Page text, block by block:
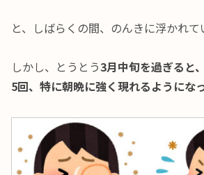
と、しばらくの間、のんきに浮かれて
しかし、とうとう3月中旬を過ぎると
5回、特に朝晩に強く現れるようになっ